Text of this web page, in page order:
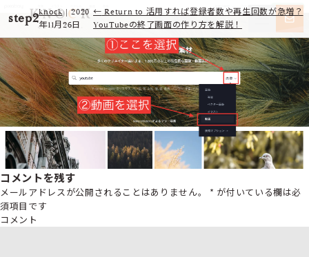
step2knock |2020
年11月26日
← Return to 活用すれば登録者数や再生回数が急増？
YouTubeの終了画面の作り方を解説！
コメントを残す
メールアドレスが公開されることはありません。 * が付いている欄は必
須項目です
コメント